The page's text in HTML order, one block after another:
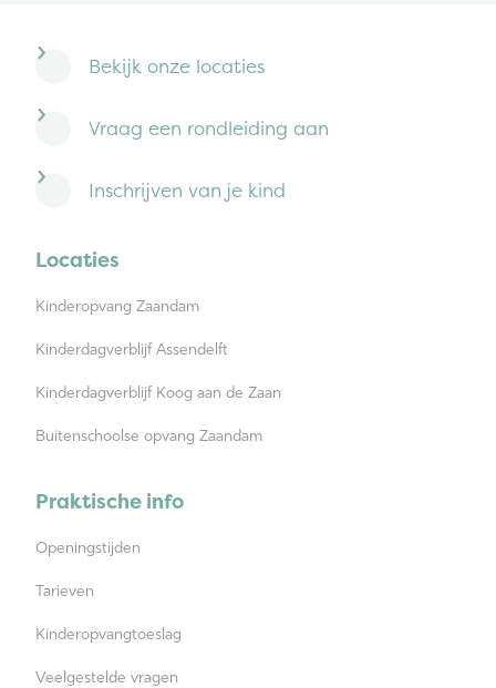
Bekijk onze locaties
Vraag een rondleiding aan
Inschrijven van je kind
Locaties
Kinderopvang Zaandam
Kinderdagverblijf Assendelft
Kinderdagverblijf Koog aan de Zaan
Buitenschoolse opvang Zaandam
Praktische info
Openingstijden
Tarieven
Kinderopvangtoeslag
Veelgestelde vragen